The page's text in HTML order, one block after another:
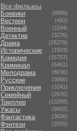
Все фильмы
Боевики
(8085)
Вестерн (492)
Военный (1194)
Детектив (3276)
Драма (26279)
Исторические (1503)
Комедия (15757)
Криминал (5461)
Мелодрама (8036)
Русские (3066)
Приключения (3241)
Семейный (2576)
Триллер (13258)
Ужасы (9002)
Фантастика (3636)
Фэнтези (2555)